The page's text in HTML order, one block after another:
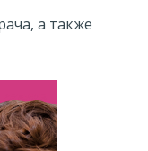
а также